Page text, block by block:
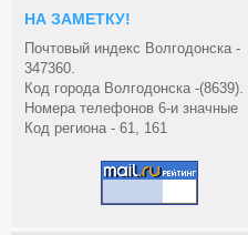
НА ЗАМЕТКУ!
Почтовый индекс Волгодонска -
347360.
Код города Волгодонска -(8639).
Номера телефонов 6-и значные
Код региона - 61, 161